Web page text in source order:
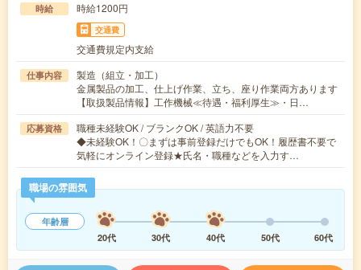
時給 時給1200円
交通費
交通費規定内支給
仕事内容
製造（組立・加工）
金属製品の加工、仕上げ作業、立ち、座り作業両方あります
【取扱製品情報】工作機械≪待遇・福利厚生≫・日…
応募資格
職種未経験OK / ブランクOK / 英語力不要
◆未経験OK！〇まずは事前登録だけでもOK！履歴書不要で
気軽にオンライン登録★氏名・職種などを入力す…
職場の雰囲気
年齢層
20代
30代 40代 50代 60代